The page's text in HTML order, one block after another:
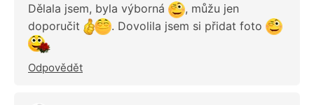
Dělala jsem, byla výborná
, můžu jen
doporučit
. Dovolila jsem si přidat foto
Odpovědět